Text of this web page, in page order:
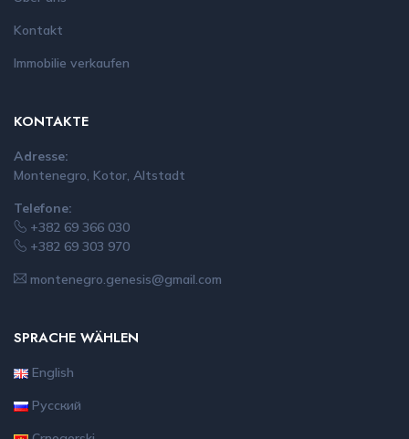
Kontakt
Immobilie verkaufen
KONTAKTE
Adresse:
Montenegro, Kotor, Altstadt
Telefone:
+382 69 366 030
+382 69 303 970
montenegro.genesis@gmail.com
SPRACHE WÄHLEN
English
Русский